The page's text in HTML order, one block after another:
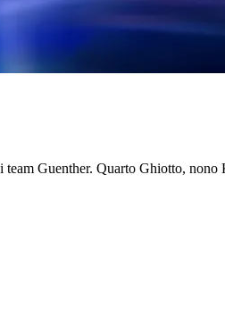
Guenther. Quarto Ghiotto, nono